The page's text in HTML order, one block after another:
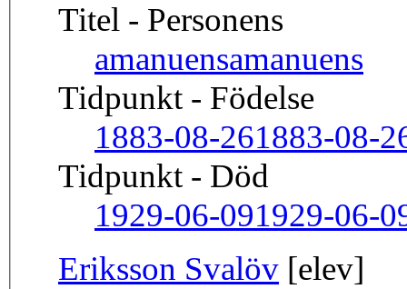
Titel - Personens
amanuensamanuens
Tidpunkt - Födelse
1883-08-261883-08-
Tidpunkt - Död
1929-06-091929-06-
Eriksson Svalöv [elev]